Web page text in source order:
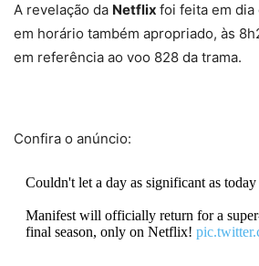
A revelação da Netflix foi feita em dia
em horário também apropriado, às
em referência ao voo 828 da trama.
Confira o anúncio:
Couldn't let a day as significant as
Manifest will officially return for a
final season, only on Netflix!